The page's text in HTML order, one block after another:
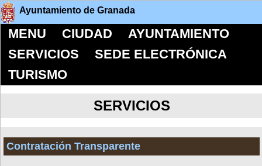
Ayuntamiento de Granada
MENU CIUDAD
AYUNTAMIENTO
SERVICIOS
SEDE ELECTRÓNICA
TURISMO
SERVICIOS
Contratación Transparente